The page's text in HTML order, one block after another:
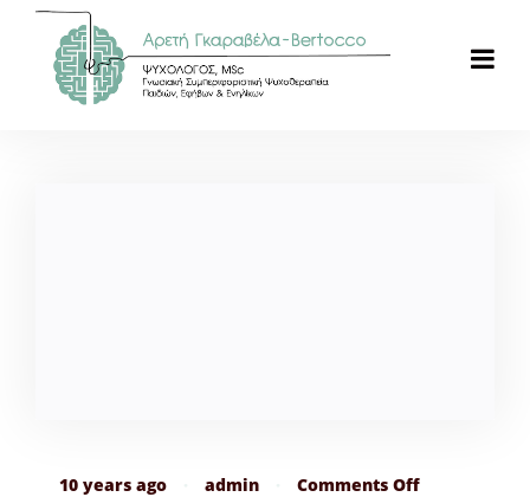
10 years ago admin Comments Offon